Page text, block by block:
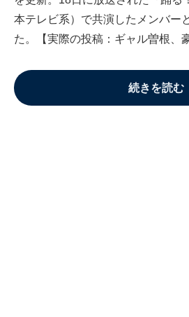
本テレビ系）で共演したメンバー
た。【実際の投稿：ギャル曽根、
続きを読む